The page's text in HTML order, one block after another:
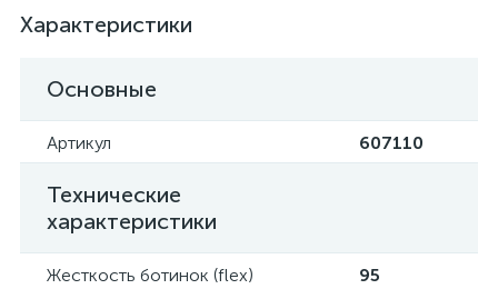
Характеристики
Основные
Артикул 607110
Технические
характеристики
Жесткость ботинок (flex)
95